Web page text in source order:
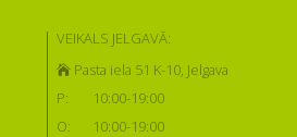
VEIKALS JELGAVĀ:
Pasta iela 51 K-10, Jelgava
P:
10:00-19:00
O:
10:00-19:00